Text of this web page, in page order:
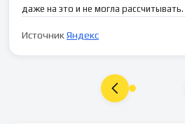
даже на это и не могла рассчитывать.
ИсточникЯндекс